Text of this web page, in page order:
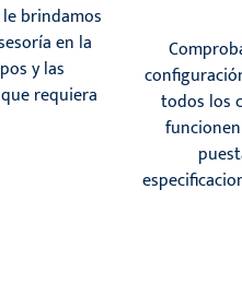
brindamos
en la
y las
requiera
todos los